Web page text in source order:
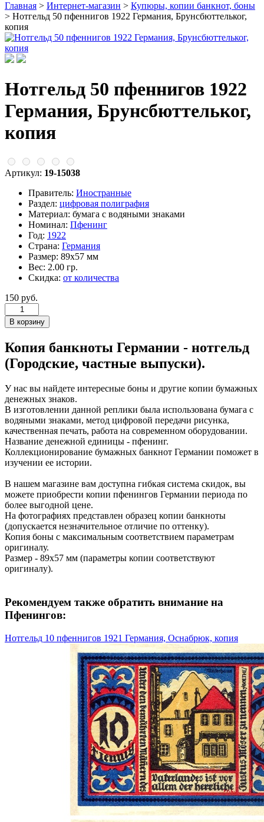
Главная > Интернет-магазин > Купюры, копии банкнот, боны
> Нотгельд 50 пфеннигов 1922 Германия, Брунсбюттельког,
копия
Нотгельд 50 пфеннигов 1922
Германия, Брунсбюттельког,
копия
Артикул: 19-15038
Правитель: Иностранные
Раздел: цифровая полиграфия
Материал: бумага с водяными знаками
Номинал: Пфенинг
Год: 1922
Страна: Германия
Размер: 89х57 мм
Вес: 2.00 гр.
Скидка: от количества
150 руб.
Копия банкноты Германии - нотгельд
(Городские, частные выпуски).
У нас вы найдете интересные боны и другие копии бумажных
денежных знаков.
В изготовлении данной реплики была использована бумага с
водяными знаками, метод цифровой передачи рисунка,
качественная печать, работа на современном оборудовании.
Название денежной единицы - пфенинг.
Коллекционирование бумажных банкнот Германии поможет в
изучении ее истории.
В нашем магазине вам доступна гибкая система скидок, вы
можете приобрести копии пфенингов Германии периода по
более выгодной цене.
На фотографиях представлен образец копии банкноты
(допускается незначительное отличие по оттенку).
Копия боны с максимальным соответствием параметрам
оригиналу.
Размер - 89х57 мм (параметры копии соответствуют
оригиналу).
Рекомендуем также обратить внимание на
Пфенингов:
Нотгельд 10 пфеннигов 1921 Германия, Оснабрюк, копия